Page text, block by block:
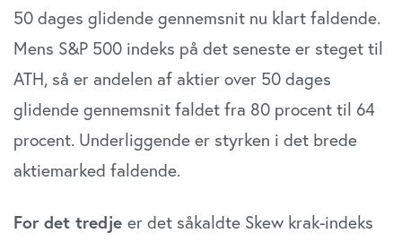
50 dages glidende gennemsnit nu klart faldende.
Mens S&P 500 indeks på det seneste er steget til
ATH, så er andelen af aktier over 50 dages
glidende gennemsnit faldet fra 80 procent til 64
procent. Underliggende er styrken i det brede
aktiemarked faldende.
For det tredje er det såkaldte Skew krak-indeks